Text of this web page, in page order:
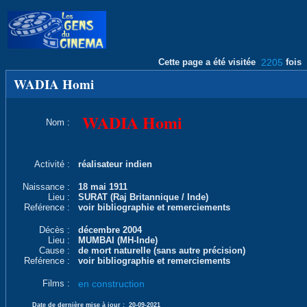
Cette page a été visitée 2205 fois
WADIA Homi
Nom : WADIA Homi
Activité : réalisateur indien
Naissance :
18 mai 1911
Lieu :
SURAT (Raj Britannique / Inde)
Reférence :
voir bibliographie et remerciements
Décès :
décembre 2004
Lieu :
MUMBAI (MH-Inde)
Cause :
de mort naturelle (sans autre précision)
Reférence :
voir bibliographie et remerciements
Films : en construction
Date de dernière mise à jour : 20-09-2021